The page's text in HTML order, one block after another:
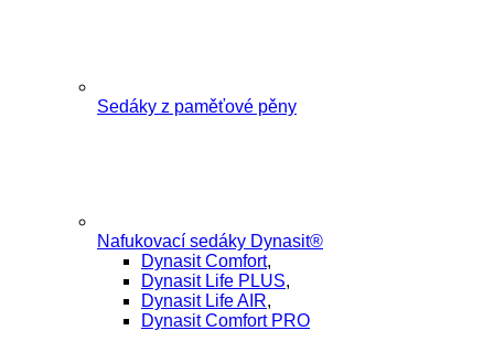
Sedáky z paměťové pěny
Nafukovací sedáky Dynasit®
Dynasit Comfort,
Dynasit Life PLUS,
Dynasit Life AIR,
Dynasit Comfort PRO